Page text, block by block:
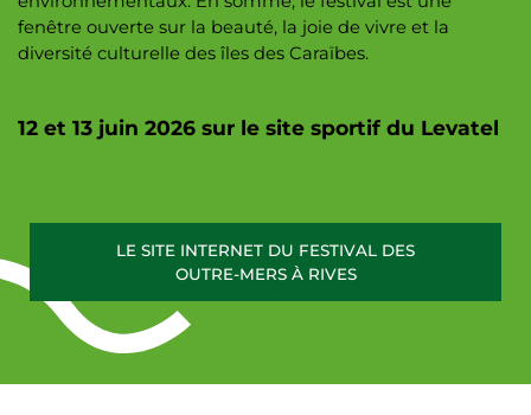
fenêtre ouverte sur la beauté, la joie de vivre et la
diversité culturelle des îles des Caraïbes.
12 et 13 juin 2026 sur le site sportif du Levatel
LE SITE INTERNET DU FESTIVAL DES
OUTRE-MERS À RIVES